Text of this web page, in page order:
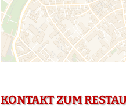
KONTAKT ZUM